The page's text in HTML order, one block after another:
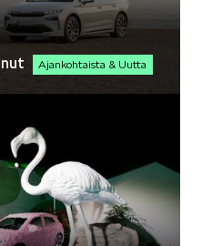
Ajankohtaista & Uutta